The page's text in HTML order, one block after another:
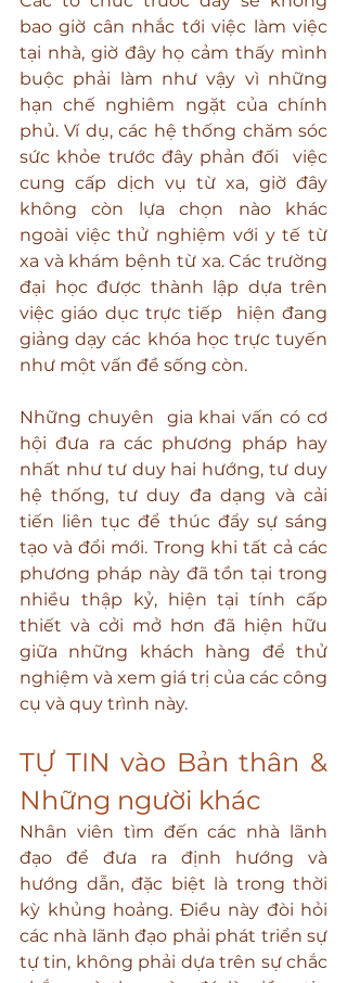
bao giờ cân nhắc tới việc làm việc
tại nhà, giờ đây họ cảm thấy mình
buộc phải làm như vậy vì những
hạn chế nghiêm ngặt của chính
phủ. Ví dụ, các hệ thống chăm sóc
sức khỏe trước đây phản đối  việc
cung cấp dịch vụ từ xa, giờ đây
không còn lựa chọn nào khác
ngoài việc thử nghiệm với y tế từ
xa và khám bệnh từ xa. Các trường
đại học được thành lập dựa trên
việc giáo dục trực tiếp  hiện đang
giảng dạy các khóa học trực tuyến
như một vấn đề sống còn.
Những chuyên  gia khai vấn có cơ
hội đưa ra các phương pháp hay
nhất như tư duy hai hướng, tư duy
hệ thống, tư duy đa dạng và cải
tiến liên tục để thúc đẩy sự sáng
tạo và đổi mới. Trong khi tất cả các
phương pháp này đã tồn tại trong
nhiều thập kỷ, hiện tại tính cấp
thiết và cởi mở hơn đã hiện hữu
giữa những khách hàng để thử
nghiệm và xem giá trị của các công
cụ và quy trình này.
TỰ TIN vào Bản thân &
Những người khác
Nhân viên tìm đến các nhà lãnh
đạo để đưa ra định hướng và
hướng dẫn, đặc biệt là trong thời
kỳ khủng hoảng. Điều này đòi hỏi
các nhà lãnh đạo phải phát triển sự
tự tin, không phải dựa trên sự chắc